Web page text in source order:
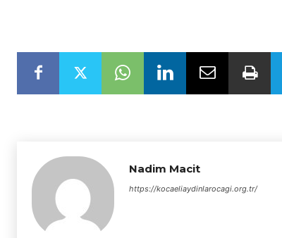
Nadim Macit
https://kocaeliaydinlarocagi.org.tr/